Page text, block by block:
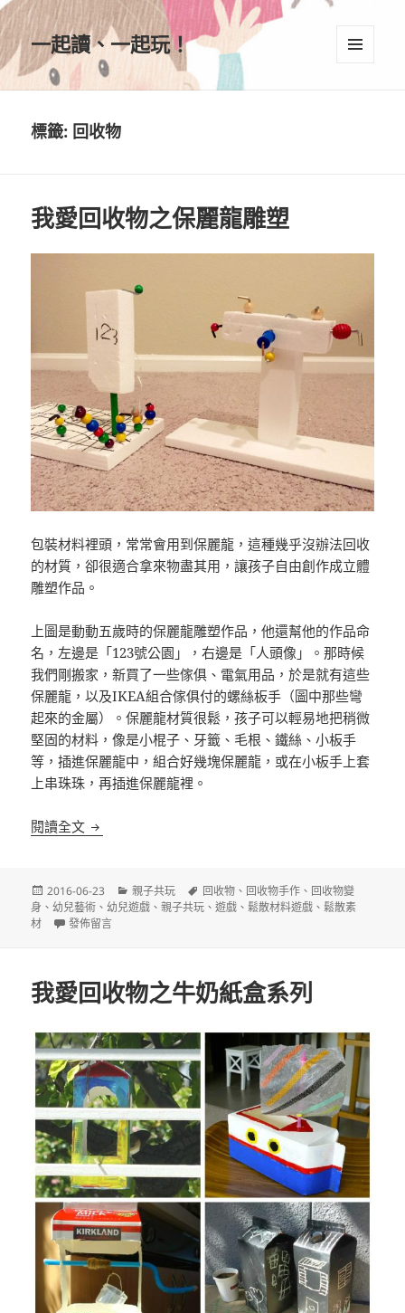
一起讀、一起玩！
標籤: 回收物
我愛回收物之保麗龍雕塑
包裝材料裡頭，常常會用到保麗龍，這種幾乎沒辦法回收
的材質，卻很適合拿來物盡其用，讓孩子自由創作成立體
雕塑作品。
上圖是動動五歲時的保麗龍雕塑作品，他還幫他的作品命
名，左邊是「123號公園」，右邊是「人頭像」。那時候
我們剛搬家，新買了一些傢俱、電氣用品，於是就有這些
保麗龍，以及IKEA組合傢俱付的螺絲板手（圖中那些彎
起來的金屬）。保麗龍材質很鬆，孩子可以輕易地把稍微
堅固的材料，像是小棍子、牙籤、毛根、鐵絲、小板手
等，插進保麗龍中，組合好幾塊保麗龍，或在小板手上套
上串珠珠，再插進保麗龍裡。
閱讀全文 我愛回收物之保麗龍雕塑
發
佈
日
2016-06-23
分
類
親子共玩
標
籤
回收物 、 回收物手作 、 回收物變
身 、幼兒藝術 、幼兒遊戲 、親子共玩 、遊戲 、鬆散材料遊戲 、鬆散素
材
在〈我愛回收物之保麗龍雕塑〉
發佈留言
我愛回收物之牛奶紙盒系列